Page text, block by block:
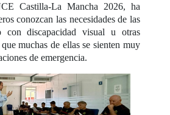
Castilla-La Mancha 2026, ha
conozcan las necesidades de las
con discapacidad visual u otras
muchas de ellas se sienten muy
de emergencia.